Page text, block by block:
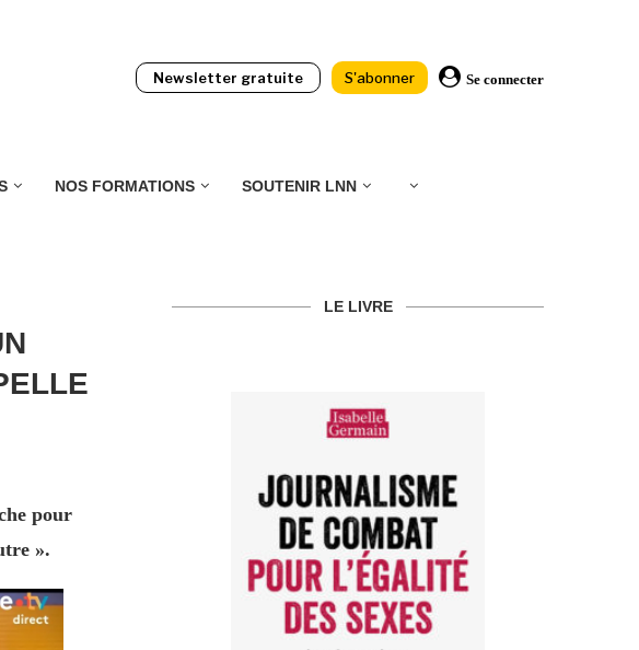
Newsletter gratuite S'abonner Se connecter
NOS FORMATIONS SOUTENIR LNN
pour
».
LE LIVRE